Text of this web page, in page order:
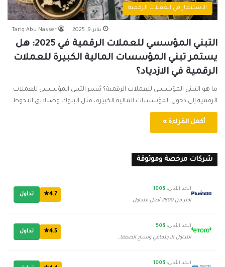
الاستثمار في العملات الرقمية
Tariq Abu Nasser يناير 9, 2025
التبني المؤسسي للعملات الرقمية في 2025: هل
يستمر تبني المؤسسات المالية الكبيرة للعملات
الرقمية في الازدياد؟
ما هو التبني المؤسسي للعملات الرقمية؟ يُشير التبني المؤسسي للعملات
الرقمية إلى دخول المؤسسات المالية الكبيرة، مثل البنوك وصناديق التحوط…
أكمل القراءة »
شركات مرخصة وموثوقة
الحد الأدنى: $100
أكثر من 2800 أصل متداول
4.7★ تداول
الحد الأدنى: $50
التداول الاجتماعي ونسخ الصفقات
4.5★ تداول
الحد الأدنى: $100